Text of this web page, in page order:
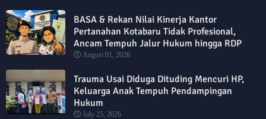
BASA & Rekan Nilai Kinerja Kantor
Pertanahan Kotabaru Tidak Profesional,
Ancam Tempuh Jalur Hukum hingga RDP
August 01, 2026
Trauma Usai Diduga Dituding Mencuri HP,
Keluarga Anak Tempuh Pendampingan
Hukum
July 25, 2026